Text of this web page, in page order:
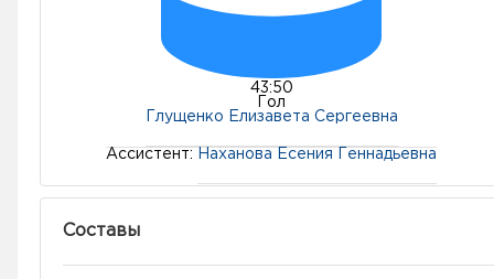
43:50
Гол
Глущенко Елизавета Сергеевна
Ассистент: Наханова Есения Геннадьевна
Составы